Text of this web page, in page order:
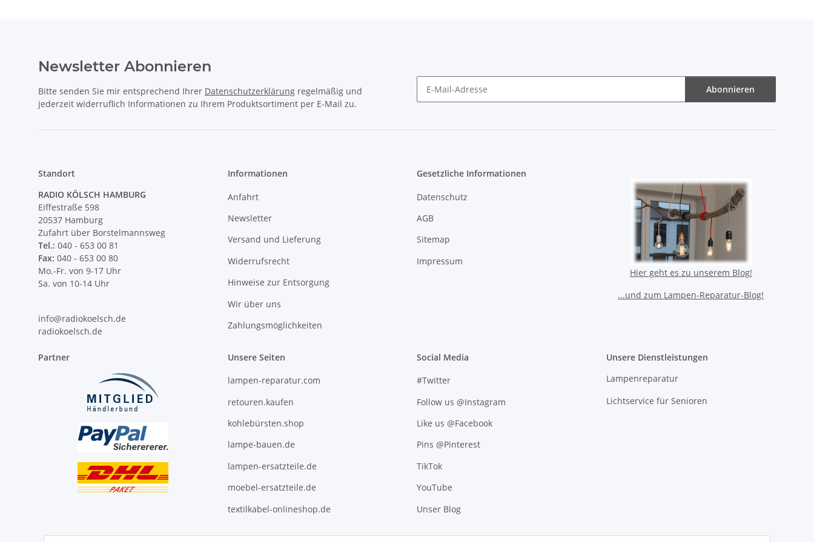
Newsletter Abonnieren
Bitte senden Sie mir entsprechend Ihrer Datenschutzerklärung regelmäßig und
jederzeit widerruflich Informationen zu Ihrem Produktsortiment per E-Mail zu.
Abonnieren
Standort
RADIO KÖLSCH HAMBURG
Eiffestraße 598
20537 Hamburg
Zufahrt über Borstelmannsweg
Tel.: 040 - 653 00 81
Fax: 040 - 653 00 80
Mo.-Fr. von 9-17 Uhr
Sa. von 10-14 Uhr
info@radiokoelsch.de
radiokoelsch.de
Informationen
Anfahrt
Newsletter
Versand und Lieferung
Widerrufsrecht
Hinweise zur Entsorgung
Wir über uns
Zahlungsmöglichkeiten
Gesetzliche Informationen
Datenschutz
AGB
Sitemap
Impressum
Hier geht es zu unserem Blog!
...und zum Lampen-Reparatur-Blog!
Partner Unsere Seiten
lampen-reparatur.com
retouren.kaufen
kohlebürsten.shop
lampe-bauen.de
lampen-ersatzteile.de
moebel-ersatzteile.de
textilkabel-onlineshop.de
Social Media
#Twitter
Follow us @Instagram
Like us @Facebook
Pins @Pinterest
TikTok
YouTube
Unser Blog
Unsere Dienstleistungen
Lampenreparatur
Lichtservice für Senioren